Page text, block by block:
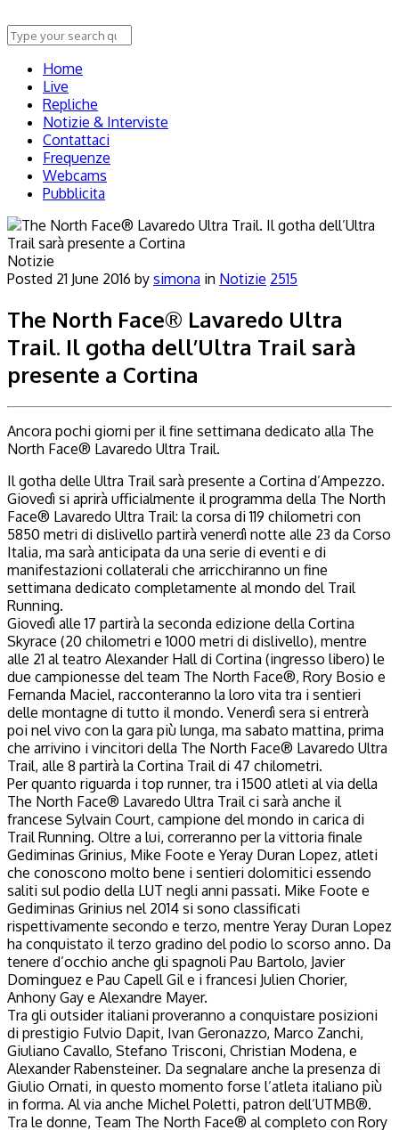
Home
Live
Repliche
Notizie & Interviste
Contattaci
Frequenze
Webcams
Pubblicita
Notizie
Posted 21 June 2016 by simona in Notizie 2515
The North Face® Lavaredo Ultra
Trail. Il gotha dell’Ultra Trail sarà
presente a Cortina
Ancora pochi giorni per il fine settimana dedicato alla The
North Face® Lavaredo Ultra Trail.
Il gotha delle Ultra Trail sarà presente a Cortina d’Ampezzo.
Giovedì si aprirà ufficialmente il programma della The North
Face® Lavaredo Ultra Trail: la corsa di 119 chilometri con
5850 metri di dislivello partirà venerdì notte alle 23 da Corso
Italia, ma sarà anticipata da una serie di eventi e di
manifestazioni collaterali che arricchiranno un fine
settimana dedicato completamente al mondo del Trail
Running.
Giovedì alle 17 partirà la seconda edizione della Cortina
Skyrace (20 chilometri e 1000 metri di dislivello), mentre
alle 21 al teatro Alexander Hall di Cortina (ingresso libero) le
due campionesse del team The North Face®, Rory Bosio e
Fernanda Maciel, racconteranno la loro vita tra i sentieri
delle montagne di tutto il mondo. Venerdì sera si entrerà
poi nel vivo con la gara più lunga, ma sabato mattina, prima
che arrivino i vincitori della The North Face® Lavaredo Ultra
Trail, alle 8 partirà la Cortina Trail di 47 chilometri.
Per quanto riguarda i top runner, tra i 1500 atleti al via della
The North Face® Lavaredo Ultra Trail ci sarà anche il
francese Sylvain Court, campione del mondo in carica di
Trail Running. Oltre a lui, correranno per la vittoria finale
Gediminas Grinius, Mike Foote e Yeray Duran Lopez, atleti
che conoscono molto bene i sentieri dolomitici essendo
saliti sul podio della LUT negli anni passati. Mike Foote e
Gediminas Grinius nel 2014 si sono classificati
rispettivamente secondo e terzo, mentre Yeray Duran Lopez
ha conquistato il terzo gradino del podio lo scorso anno. Da
tenere d’occhio anche gli spagnoli Pau Bartolo, Javier
Dominguez e Pau Capell Gil e i francesi Julien Chorier,
Anhony Gay e Alexandre Mayer.
Tra gli outsider italiani proveranno a conquistare posizioni
di prestigio Fulvio Dapit, Ivan Geronazzo, Marco Zanchi,
Giuliano Cavallo, Stefano Trisconi, Christian Modena, e
Alexander Rabensteiner. Da segnalare anche la presenza di
Giulio Ornati, in questo momento forse l’atleta italiano più
in forma. Al via anche Michel Poletti, patron dell’UTMB®.
Tra le donne, Team The North Face® al completo con Rory